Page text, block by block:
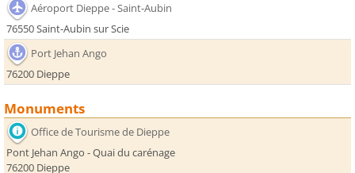
Aéroport Dieppe - Saint-Aubin
76550 Saint-Aubin sur Scie
Port Jehan Ango
76200 Dieppe
Monuments
Office de Tourisme de Dieppe
Pont Jehan Ango - Quai du carénage
76200 Dieppe